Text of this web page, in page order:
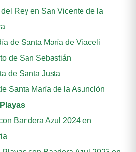
Rey en San Vicente de la
de Santa María de Viaceli
de San Sebastián
de Santa Justa
Santa María de la Asunción
Playas
Bandera Azul 2024 en